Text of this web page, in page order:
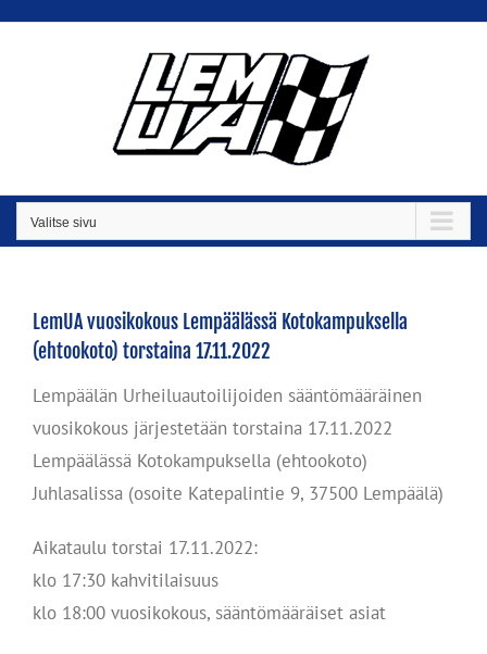
Valitse sivu
LemUA vuosikokous Lempäälässä Kotokampuksella
(ehtookoto) torstaina 17.11.2022
Lempäälän Urheiluautoilijoiden sääntömääräinen
vuosikokous järjestetään torstaina 17.11.2022
Lempäälässä Kotokampuksella (ehtookoto)
Juhlasalissa (osoite Katepalintie 9, 37500 Lempäälä)
Aikataulu torstai 17.11.2022:
klo 17:30 kahvitilaisuus
klo 18:00 vuosikokous, sääntömääräiset asiat